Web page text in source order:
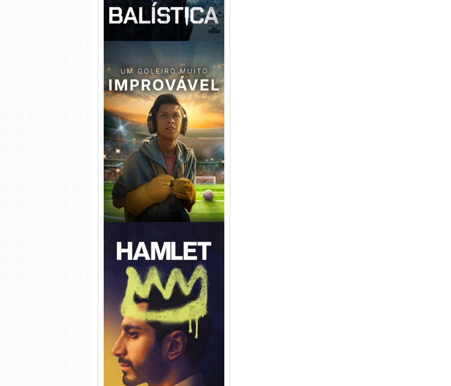
Um Goleiro Muito Improvável
Torrent (2026) WEB-DL 1080p
Dual Áudio
Hamlet Torrent (2026) WEB-
DL 1080p Dual Áudio